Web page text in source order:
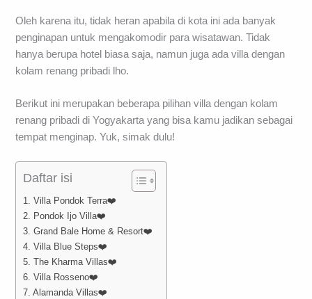
Oleh karena itu, tidak heran apabila di kota ini ada banyak
penginapan untuk mengakomodir para wisatawan. Tidak
hanya berupa hotel biasa saja, namun juga ada villa dengan
kolam renang pribadi lho.
Berikut ini merupakan beberapa pilihan villa dengan kolam
renang pribadi di Yogyakarta yang bisa kamu jadikan sebagai
tempat menginap. Yuk, simak dulu!
Daftar isi
1. Villa Pondok Terra❤️
2. Pondok Ijo Villa❤️
3. Grand Bale Home & Resort❤️
4. Villa Blue Steps❤️
5. The Kharma Villas❤️
6. Villa Rosseno❤️
7. Alamanda Villas❤️